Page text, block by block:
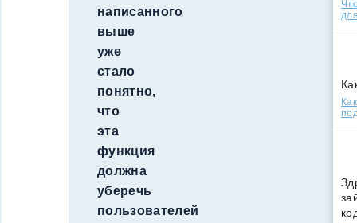
написанного
выше
уже
стало
понятно,
что
эта
функция
должна
уберечь
пользователей